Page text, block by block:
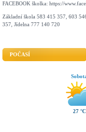
FACEBOOK školka: https://
Základní škola 583 415 357, 603
357, Jídelna 777 140 720
POČASÍ
27 °C